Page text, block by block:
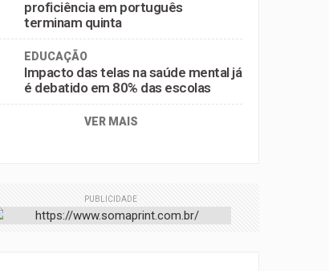
proficiência em português
terminam quinta
EDUCAÇÃO
Impacto das telas na saúde mental já
é debatido em 80% das escolas
VER MAIS
PUBLICIDADE